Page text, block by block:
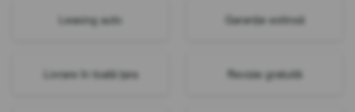
Leasing auto Garanție extinsă
Livrare în toată țara Revizie gratuită